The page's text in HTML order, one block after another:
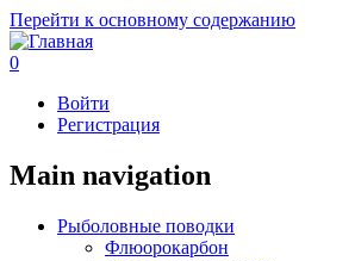
Перейти к основному содержанию
0
Войти
Регистрация
Main navigation
Рыболовные поводки
Флюорокарбон